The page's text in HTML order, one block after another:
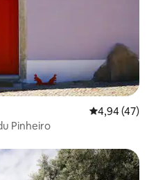
Évaluation
4,94 (47)
Pinheiro